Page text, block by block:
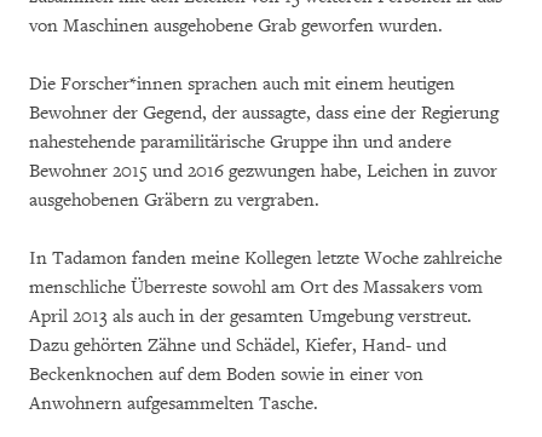
von Maschinen ausgehobene Grab geworfen wurden.
Die Forscher*innen sprachen auch mit einem heutigen
Bewohner der Gegend, der aussagte, dass eine der Regierung
nahestehende paramilitärische Gruppe ihn und andere
Bewohner 2015 und 2016 gezwungen habe, Leichen in zuvor
ausgehobenen Gräbern zu vergraben.
In Tadamon fanden meine Kollegen letzte Woche zahlreiche
menschliche Überreste sowohl am Ort des Massakers vom
April 2013 als auch in der gesamten Umgebung verstreut.
Dazu gehörten Zähne und Schädel, Kiefer, Hand- und
Beckenknochen auf dem Boden sowie in einer von
Anwohnern aufgesammelten Tasche.